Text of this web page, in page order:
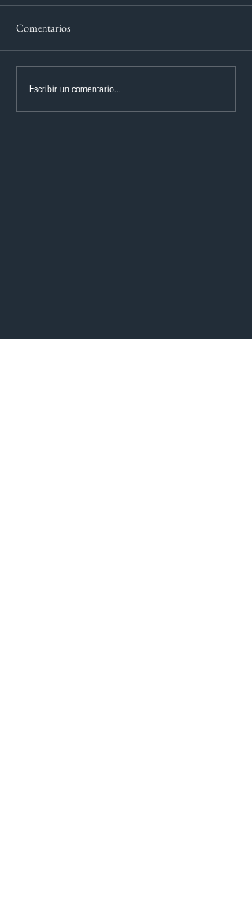
Comentarios
Escribir un comentario...